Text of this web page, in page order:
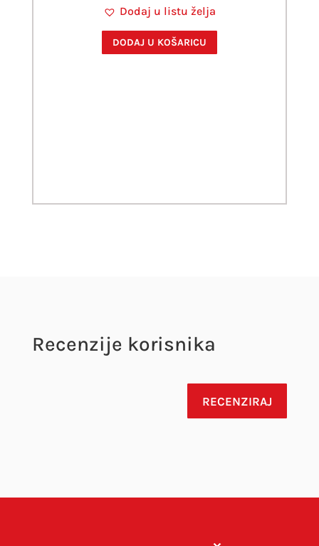
bila
je:
2,29 €.
je:
1,60 €.
Dodaj u listu želja
DODAJ U KOŠARICU
Recenzije korisnika
RECENZIRAJ